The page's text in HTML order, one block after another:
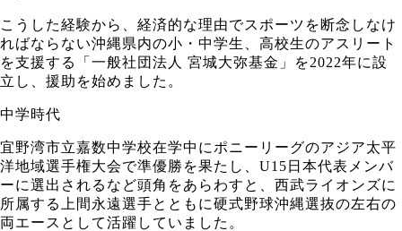
こうした経験から、経済的な理由でスポーツを断念しなけ
ればならない沖縄県内の小・中学生、高校生のアスリート
を支援する「一般社団法人 宮城大弥基金」を2022年に設
立し、援助を始めました。
中学時代
宜野湾市立嘉数中学校在学中にポニーリーグのアジア太平
洋地域選手権大会で準優勝を果たし、U15日本代表メンバ
ーに選出されるなど頭角をあらわすと、西武ライオンズに
所属する上間永遠選手とともに硬式野球沖縄選抜の左右の
両エースとして活躍していました。